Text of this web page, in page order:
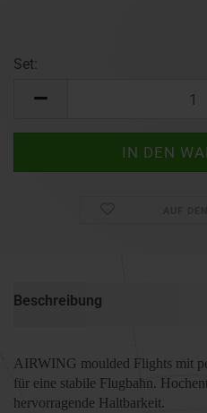
Set:
Beschreibung
AIRWING moulded Flights mit
für eine stabile Flugbahn.
hervorragende Haltbarkeit.